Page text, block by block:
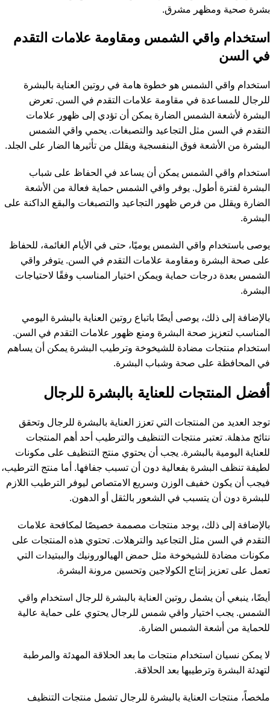
بشرة صحية ومظهر مشرق.
استخدام واقي الشمس ومقاومة علامات التقدم
في السن
استخدام واقي الشمس هو خطوة هامة في روتين العناية بالبشرة
للرجال للمساعدة في مقاومة علامات التقدم في السن. تعرض
البشرة لأشعة الشمس الضارة يمكن أن تؤدي إلى ظهور علامات
التقدم في السن مثل التجاعيد والتصبغات. يحمي واقي الشمس
البشرة من الأشعة فوق البنفسجية ويقلل من تأثيرها الضار على الجلد.
استخدام واقي الشمس يمكن أن يساعد في الحفاظ على شباب
البشرة لفترة أطول. يوفر واقي الشمس حماية فعالة من الأشعة
الضارة ويقلل من فرص ظهور التجاعيد والتصبغات والبقع الداكنة على
البشرة.
يوصى باستخدام واقي الشمس يوميًا، حتى في الأيام الغائمة، للحفاظ
على صحة البشرة ومقاومة علامات التقدم في السن. يتوفر واقي
الشمس بعدة درجات حماية ويمكن اختيار المناسب وفقًا لاحتياجات
البشرة.
بالإضافة إلى ذلك، يوصى أيضًا باتباع روتين العناية بالبشرة اليومي
المناسب لتعزيز صحة البشرة ومنع ظهور علامات التقدم في السن.
استخدام منتجات مضادة للشيخوخة وترطيب البشرة يمكن أن يساهم
في المحافظة على صحة وشباب البشرة.
أفضل المنتجات للعناية بالبشرة للرجال
توجد العديد من المنتجات التي تعزز العناية بالبشرة للرجال وتحقق
نتائج مذهلة. تعتبر منتجات التنظيف والترطيب أحد أهم المنتجات
للعناية اليومية بالبشرة. يجب أن يحتوي منتج التنظيف على مكونات
لطيفة تنظف البشرة بفعالية دون أن تسبب جفافها. أما منتج الترطيب،
فيجب أن يكون خفيف الوزن وسريع الامتصاص ليوفر الترطيب اللازم
للبشرة دون أن يتسبب في الشعور بالثقل أو الدهون.
بالإضافة إلى ذلك، يوجد منتجات مصممة خصيصًا لمكافحة علامات
التقدم في السن مثل التجاعيد والترهلات. تحتوي هذه المنتجات على
مكونات مضادة للشيخوخة مثل حمض الهيالورونيك والببتيدات التي
تعمل على تعزيز إنتاج الكولاجين وتحسين مرونة البشرة.
أيضًا، ينبغي أن يشمل روتين العناية بالبشرة للرجال استخدام واقي
الشمس. يجب اختيار واقي شمس للرجال يحتوي على حماية عالية
للحماية من أشعة الشمس الضارة.
لا يمكن نسيان استخدام منتجات ما بعد الحلاقة المهدئة والمرطبة
لتهدئة البشرة وترطيبها بعد الحلاقة.
ملخصاً، منتجات العناية بالبشرة للرجال تشمل منتجات التنظيف